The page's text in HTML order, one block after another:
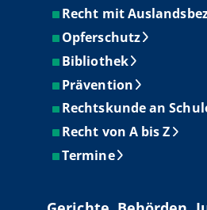
Recht mit
Opferschutz
Bibliothek
Prävention
Rechtskunde an
Recht von A bis Z
Termine